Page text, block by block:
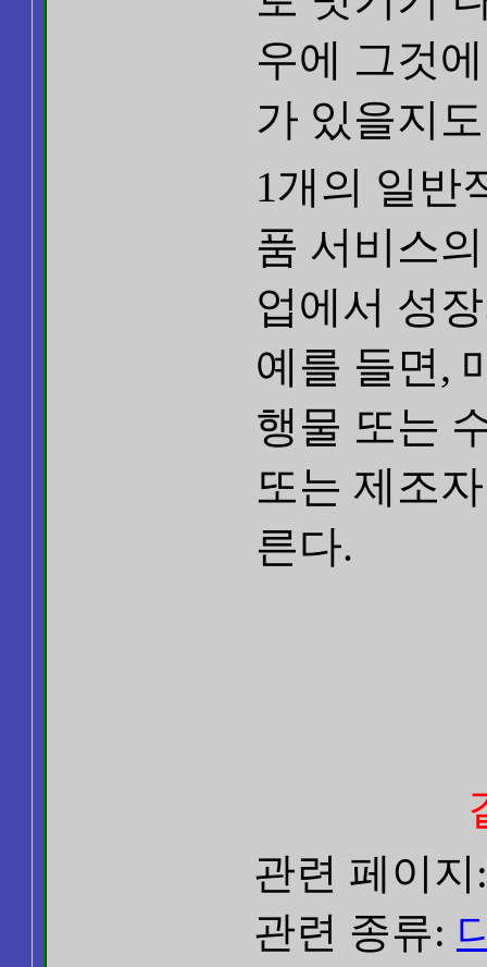
우에 그것
가 있을지
1개의 일반
품 서비스
업에서 성
예를 들면,
행물 또는
또는 제조
른다.
관련 페이
관련 종류: